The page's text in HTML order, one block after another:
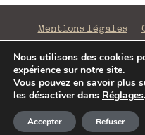
Mentions légales
©2026 La Fabrique de
206 00043 |
Nous utilisons des cookies
expérience sur notre site.
Vous pouvez en savoir plus
les désactiver dans Réglages.
Accepter Refuser